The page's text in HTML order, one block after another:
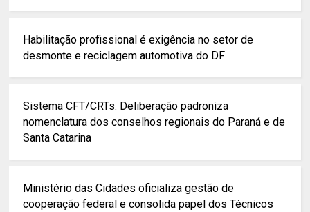
Habilitação profissional é exigência no setor de
desmonte e reciclagem automotiva do DF
Sistema CFT/CRTs: Deliberação padroniza
nomenclatura dos conselhos regionais do Paraná e de
Santa Catarina
Ministério das Cidades oficializa gestão de
cooperação federal e consolida papel dos Técnicos